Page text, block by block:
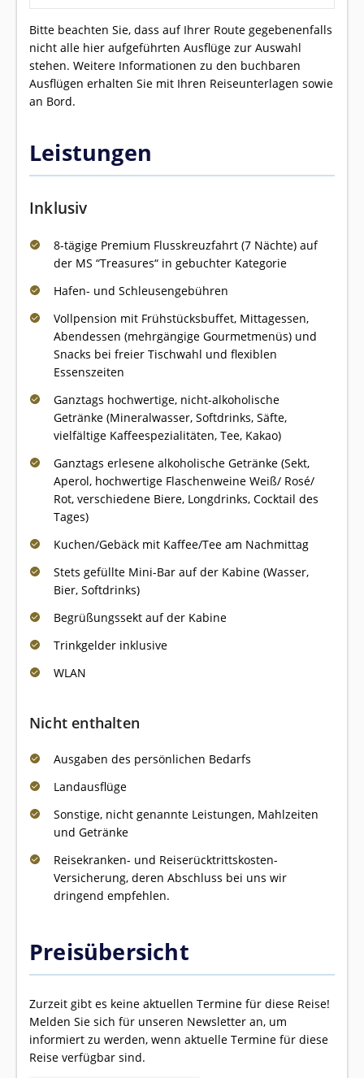
Bitte beachten Sie, dass auf Ihrer Route gegebenenfalls
nicht alle hier aufgeführten Ausflüge zur Auswahl
stehen. Weitere Informationen zu den buchbaren
Ausflügen erhalten Sie mit Ihren Reiseunterlagen sowie
an Bord.
Leistungen
Inklusiv
8-tägige Premium Flusskreuzfahrt (7 Nächte) auf
der MS “Treasures“ in gebuchter Kategorie
Hafen- und Schleusengebühren
Vollpension mit Frühstücksbuffet, Mittagessen,
Abendessen (mehrgängige Gourmetmenüs) und
Snacks bei freier Tischwahl und flexiblen
Essenszeiten
Ganztags hochwertige, nicht-alkoholische
Getränke (Mineralwasser, Softdrinks, Säfte,
vielfältige Kaffeespezialitäten, Tee, Kakao)
Ganztags erlesene alkoholische Getränke (Sekt,
Aperol, hochwertige Flaschenweine Weiß/ Rosé/
Rot, verschiedene Biere, Longdrinks, Cocktail des
Tages)
Kuchen/Gebäck mit Kaffee/Tee am Nachmittag
Stets gefüllte Mini-Bar auf der Kabine (Wasser,
Bier, Softdrinks)
Begrüßungssekt auf der Kabine
Trinkgelder inklusive
WLAN
Nicht enthalten
Ausgaben des persönlichen Bedarfs
Landausflüge
Sonstige, nicht genannte Leistungen, Mahlzeiten
und Getränke
Reisekranken- und Reiserücktrittskosten-
Versicherung, deren Abschluss bei uns wir
dringend empfehlen.
Preisübersicht
Zurzeit gibt es keine aktuellen Termine für diese Reise!
Melden Sie sich für unseren Newsletter an, um
informiert zu werden, wenn aktuelle Termine für diese
Reise verfügbar sind.